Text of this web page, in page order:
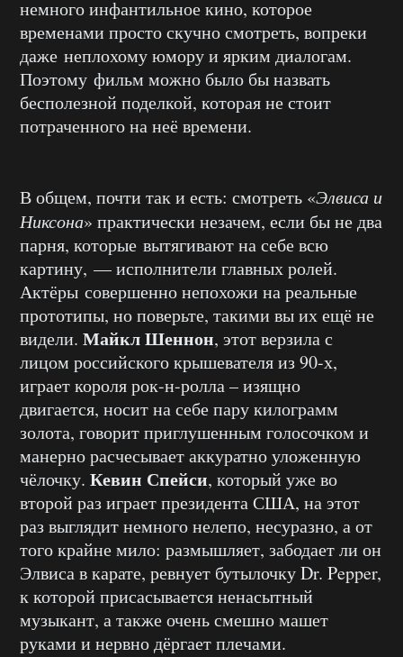
немного инфантильное кино, которое
временами просто скучно смотреть, вопреки
даже неплохому юмору и ярким диалогам.
Поэтому фильм можно было бы назвать
бесполезной поделкой, которая не стоит
потраченного на неё времени.
В общем, почти так и есть: смотреть «Элвиса и
Никсона» практически незачем, если бы не два
парня, которые вытягивают на себе всю
картину, — исполнители главных ролей.
Актёры совершенно непохожи на реальные
прототипы, но поверьте, такими вы их ещё не
видели. Майкл Шеннон, этот верзила с
лицом российского крышевателя из 90-х,
играет короля рок-н-ролла – изящно
двигается, носит на себе пару килограмм
золота, говорит приглушенным голосочком и
манерно расчесывает аккуратно уложенную
чёлочку. Кевин Спейси, который уже во
второй раз играет президента США, на этот
раз выглядит немного нелепо, несуразно, а от
того крайне мило: размышляет, забодает ли он
Элвиса в карате, ревнует бутылочку Dr. Pepper,
к которой присасывается ненасытный
музыкант, а также очень смешно машет
руками и нервно дёргает плечами.